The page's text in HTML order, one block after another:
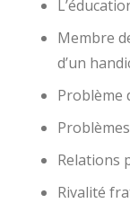
Membre
d’un
Problème
Relations
Rivalité